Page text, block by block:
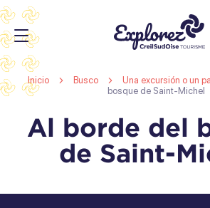
de
de
Creil
Inicio Busco Una excursión o un
bosque de Saint-Michel
Al borde del
de Saint-